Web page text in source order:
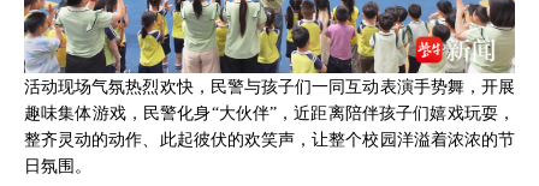
活动现场气氛热烈欢快，民警与孩子们一同互动表演手势舞，开展
趣味集体游戏，民警化身“大伙伴”，近距离陪伴孩子们嬉戏玩耍，
整齐灵动的动作、此起彼伏的欢笑声，让整个校园洋溢着浓浓的节
日氛围。